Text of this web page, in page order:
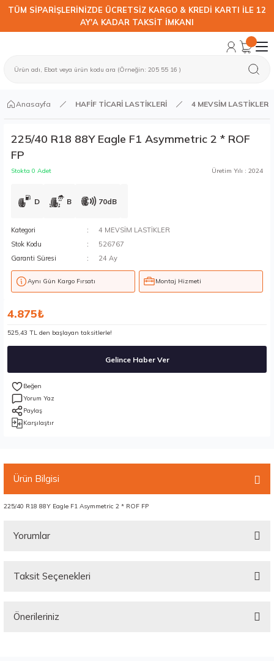
TÜM SİPARİŞLERİNİZDE ÜCRETSİZ KARGO & KREDİ KARTI İLE 12
AY'A KADAR TAKSİT İMKANI
Anasayfa HAFİF TİCARİ LASTİKLERİ 4 MEVSİM LASTİKLER
225/40 R18 88Y Eagle F1 Asymmetric 2 * ROF
FP
Stokta 0 Adet Üretim Yılı : 2024
D B 70dB
Kategori
4 MEVSİM LASTİKLER
Stok Kodu
526767
Garanti Süresi
24 Ay
Aynı Gün Kargo Fırsatı Montaj Hizmeti
4.875₺
525,43 TL den başlayan taksitlerle!
Gelince Haber Ver
Yorum Yaz
Paylaş
Karşılaştır
Ürün Bilgisi
225/40 R18 88Y Eagle F1 Asymmetric 2 * ROF FP
Yorumlar
Taksit Seçenekleri
Önerileriniz